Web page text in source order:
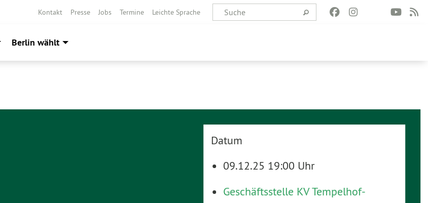
Kontakt Presse Jobs Termine Leichte Sprache
Berlin wählt
Datum
09.12.25 19:00 Uhr
Geschäftsstelle KV Tempelhof-